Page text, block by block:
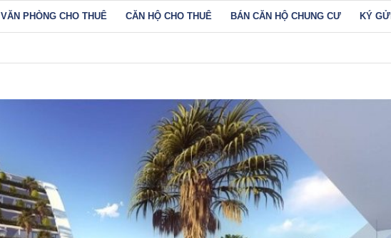
VĂN PHÒNG CHO THUÊ CĂN HỘ CHO THUÊ BÁN CĂN HỘ CHUNG CƯ KÝ